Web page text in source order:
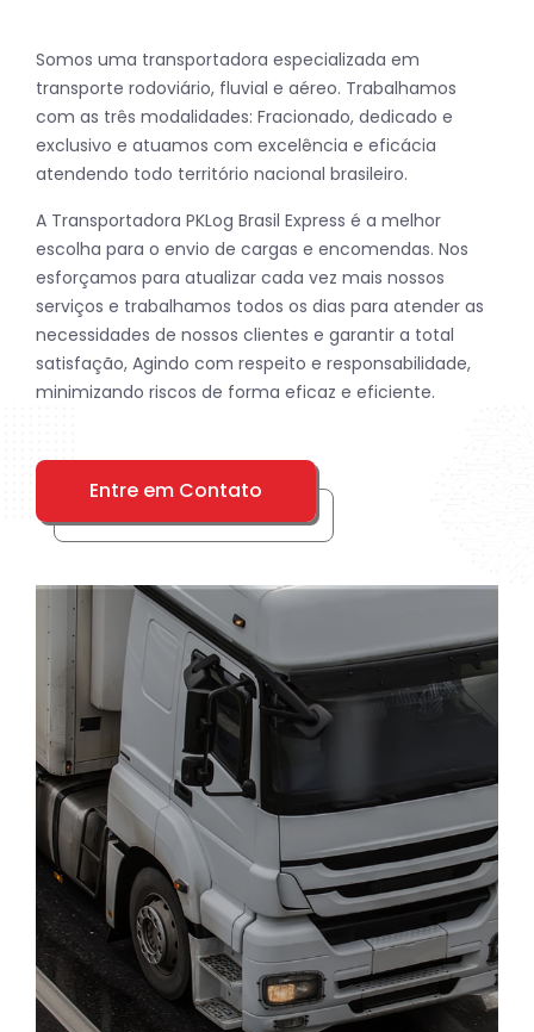
Somos uma transportadora especializada em
transporte rodoviário, fluvial e aéreo. Trabalhamos
com as três modalidades: Fracionado, dedicado e
exclusivo e atuamos com excelência e eficácia
atendendo todo território nacional brasileiro.
A Transportadora PKLog Brasil Express é a melhor
escolha para o envio de cargas e encomendas. Nos
esforçamos para atualizar cada vez mais nossos
serviços e trabalhamos todos os dias para atender as
necessidades de nossos clientes e garantir a total
satisfação, Agindo com respeito e responsabilidade,
minimizando riscos de forma eficaz e eficiente.
Entre em Contato